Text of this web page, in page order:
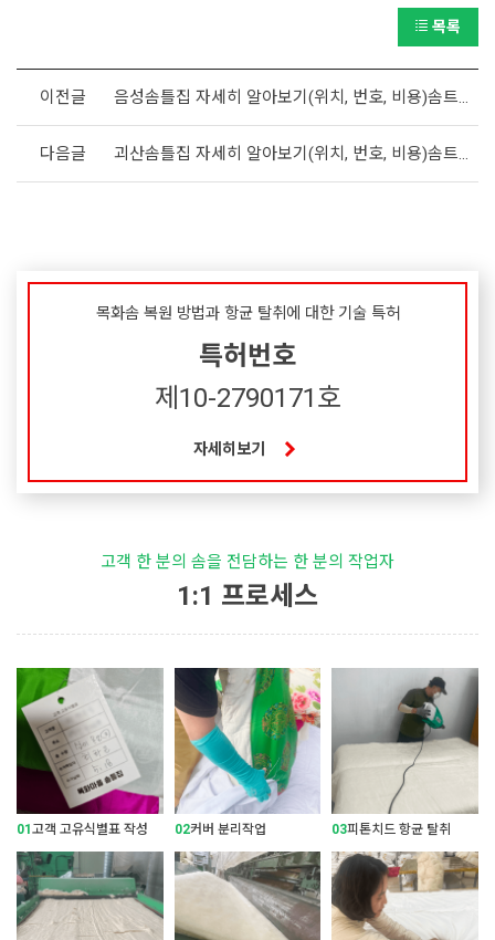
목록
이전글 음성솜틀집 자세히 알아보기(위치, 번호, 비용)솜트는집,솜틀기
다음글 괴산솜틀집 자세히 알아보기(위치, 번호, 비용)솜트는집,솜틀기
목화솜 복원 방법과 항균 탈취에 대한 기술 특허
특허번호
제10-2790171호
자세히보기
고객 한 분의 솜을 전담하는 한 분의 작업자
1:1 프로세스
01 고객 고유식별표 작성 02커버 분리작업 03피톤치드 항균 탈취